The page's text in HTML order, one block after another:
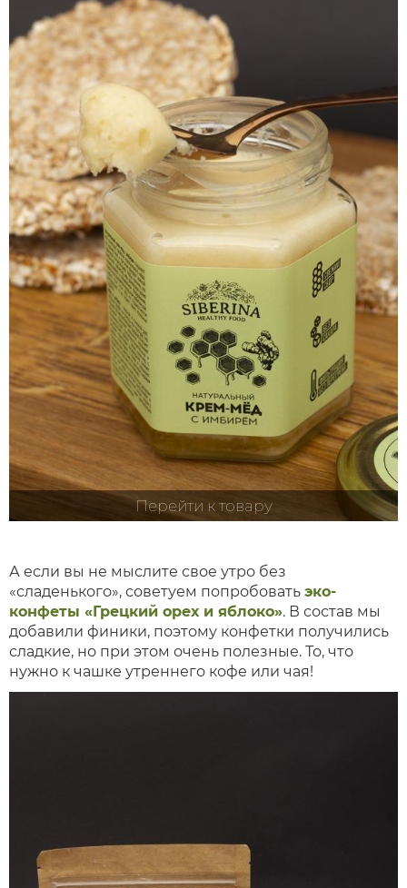
Перейти к товару
А если вы не мыслите свое утро без
«сладенького», советуем попробовать эко-
конфеты «Грецкий орех и яблоко». В состав мы
добавили финики, поэтому конфетки получились
сладкие, но при этом очень полезные. То, что
нужно к чашке утреннего кофе или чая!